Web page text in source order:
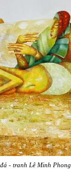
- tranh Lê Minh Phong